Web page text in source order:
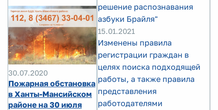
30.07.2020
Пожарная обстановка
в Ханты-Мансийском
районе на 30 июля
решение распознавания
азбуки Брайля"
15.01.2021
Изменены правила
регистрации граждан в
целях поиска подходящей
работы, а также правила
представления
работодателями